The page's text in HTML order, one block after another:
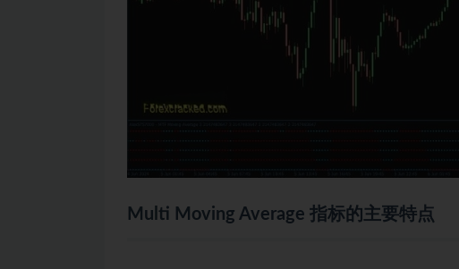
Multi Moving Average 指标的主要特点